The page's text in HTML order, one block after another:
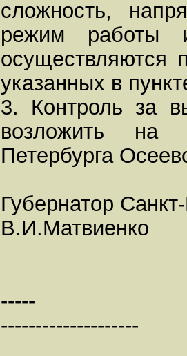
сложность,
режим работы
осуществляются
указанных в
3. Контроль за
возложить на
Петербурга
Губернатор
В.И.Матвиенко
-----
--------------------